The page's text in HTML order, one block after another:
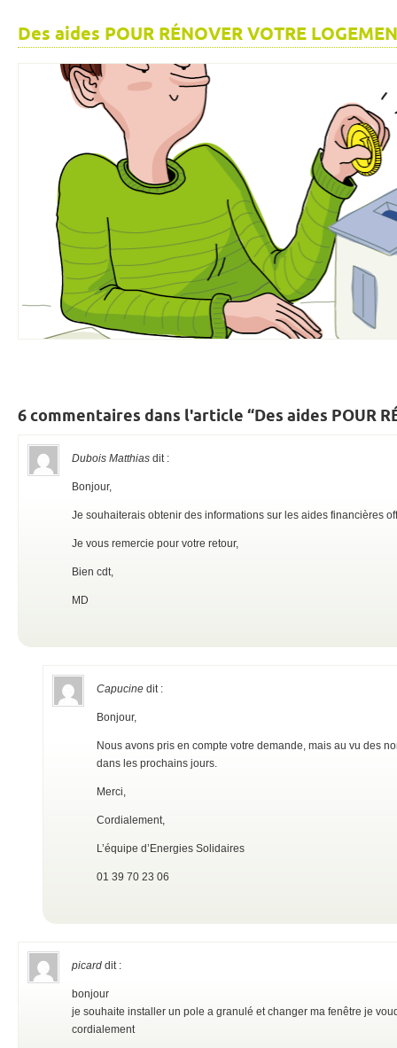
Des aides POUR RÉNOVER VOTRE
6 commentaires dans l'article “Des aides POUR
Dubois Matthias dit :
Bonjour,
Je souhaiterais obtenir des informations sur les aides financières
Je vous remercie pour votre retour,
Bien cdt,
MD
Capucine dit :
Bonjour,
Nous avons pris en compte votre demande, mais au vu des
dans les prochains jours.
Merci,
Cordialement,
L’équipe d’Energies Solidaires
01 39 70 23 06
picard dit :
bonjour
je souhaite installer un pole a granulé et changer ma fenêtre je
cordialement